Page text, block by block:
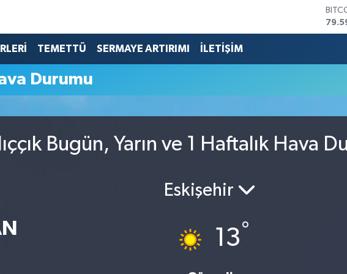
TEMETTÜ SERMAYE ARTIRIMI İLETİŞİM
Durumu
Bugün, Yarın ve 1 Haftalık Hava
Eskişehir
13°